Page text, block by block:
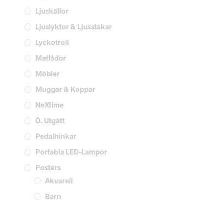
Ljuskällor
Ljuslyktor & Ljusstakar
Lyckotroll
Matlådor
Möbler
Muggar & Koppar
NeXtime
Ö. Utgått
Pedalhinkar
Portabla LED-Lampor
Posters
Akvarell
Barn